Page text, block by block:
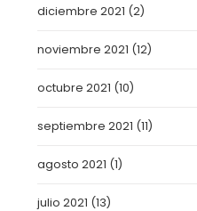
diciembre 2021 (2)
noviembre 2021 (12)
octubre 2021 (10)
septiembre 2021 (11)
agosto 2021 (1)
julio 2021 (13)